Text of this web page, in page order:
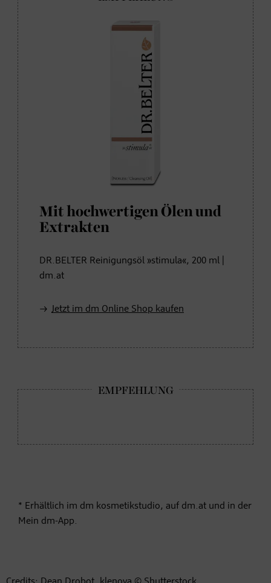
Mit hochwertigen Ölen und
Extrakten
DR.BELTER Reinigungsöl »stimula«, 200 ml |
dm.at
Jetzt im dm Online Shop kaufen
* Erhältlich im dm kosmetikstudio, auf dm.at und in der
Mein dm-App.